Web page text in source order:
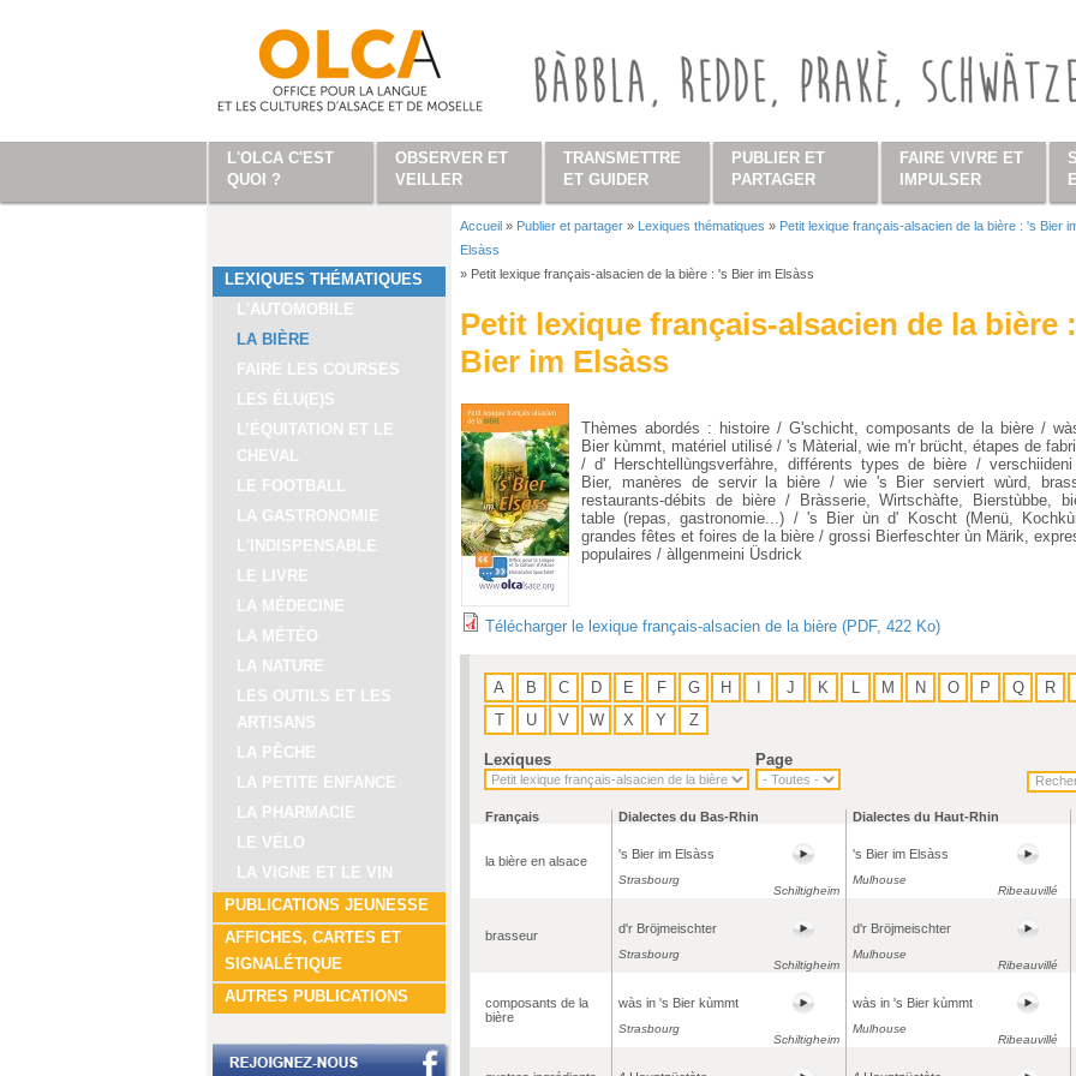
LEXIQUES THÉMATIQUES
L'AUTOMOBILE
LA BIÈRE
FAIRE LES COURSES
LES ÉLU(E)S
L’ÉQUITATION ET LE
CHEVAL
LE FOOTBALL
LA GASTRONOMIE
L'INDISPENSABLE
LE LIVRE
LA MÉDECINE
LA MÉTÉO
LA NATURE
LES OUTILS ET LES
ARTISANS
LA PÊCHE
LA PETITE ENFANCE
LA PHARMACIE
LE VÉLO
LA VIGNE ET LE VIN
PUBLICATIONS JEUNESSE
AFFICHES, CARTES ET
SIGNALÉTIQUE
AUTRES PUBLICATIONS
Vous êtes ici
Accueil » Publier et partager » Lexiques thématiques » Petit lexique français-alsacien de la bière : 's Bier
Elsàss
» Petit lexique français-alsacien de la bière : 's Bier im Elsàss
Petit lexique français-alsacien de la bière
Bier im Elsàss
Thèmes abordés : histoire / G'schicht, composants de la bière /
Bier kùmmt, matériel utilisé / 's Màterial, wie m'r brücht, étapes de
/ d' Herschtellùngsverfàhre, différents types de bière /
Bier, manères de servir la bière / wie 's Bier serviert wùrd,
restaurants-débits de bière / Bràsserie, Wirtschàfte, Bierstùbbe,
table (repas, gastronomie...) / 's Bier ùn d' Koscht (Menü,
grandes fêtes et foires de la bière / grossi Bierfeschter ùn Märik,
populaires / àllgenmeini Üsdrick
Télécharger le lexique français-alsacien de la bière (PDF, 422 Ko)
A B C D E F G H J K M N O P Q R
T
U V W X Y Z
Lexiques Page
Français Dialectes du Bas-Rhin Dialectes du Haut-Rhin
la bière en alsace 's Bier im Elsàss
Strasbourg
Schiltigheim
's Bier im Elsàss
Mulhouse
Ribeauvillé
brasseur d'r Bröjmeischter
Strasbourg
Schiltigheim
d'r Bröjmeischter
Mulhouse
Ribeauvillé
composants de la
bière
wàs in 's Bier kùmmt
Strasbourg
Schiltigheim
wàs in 's Bier kùmmt
Mulhouse
Ribeauvillé
L'OLCA C'EST
QUOI ?
OBSERVER ET
VEILLER
TRANSMETTRE
ET GUIDER
PUBLIER ET
PARTAGER
FAIRE VIVRE ET
IMPULSER